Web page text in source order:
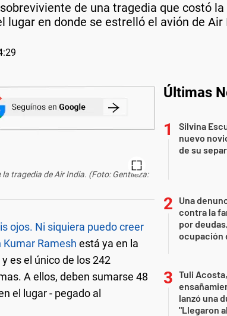
de una tragedia que costó
en donde se estrelló el avión de Air
tragedia de Air India. (Foto: Gentileza:
ojos. Ni siquiera puedo creer
Ramesh está ya en la
es el único de los 242
A ellos, deben sumarse 48
el lugar - pegado al
Últimas
Silvina
nuevo
de su
Una
contra la
por
ocupación
Tuli
lanzó una
"Llegaron